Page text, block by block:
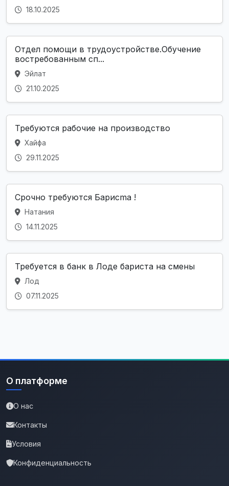
18.10.2025
Отдел помощи в трудоустройстве.Обучение
востребованным сп...
Эйлат
21.10.2025
Требуются рабочие на производство
Хайфа
29.11.2025
Срочно требуются Бариcma !
Натания
14.11.2025
Требуется в банк в Лоде бариста на смены
Лод
07.11.2025
О платформе
О нас
Контакты
Условия
Конфиденциальность